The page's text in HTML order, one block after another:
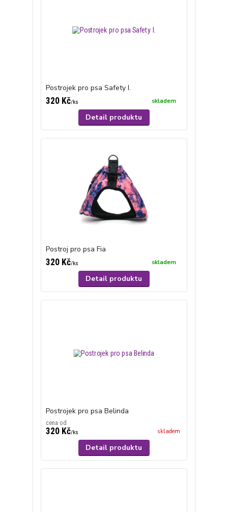
Postrojek pro psa Safety I.
320 Kč/ks skladem
Detail produktu
Postroj pro psa Fia
320 Kč/ks skladem
Detail produktu
Postrojek pro psa Belinda
cena od
320 Kč/ks skladem
Detail produktu